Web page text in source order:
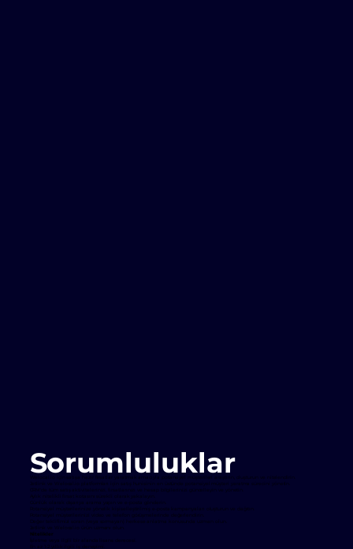
Sorumluluklar
Welocal.io için satışa hazır fırsatlar yaratmak amacıyla potansiyel müşterileri araştırın, oluşturun ve nitelendirin.
Jetlink ve Welocal.io platformları için satış hunisinin en üstünde potansiyel müşteri yaratma sürecini yönetin.
CRM'de tüm satış aktivitelerinizi, fırsatlarınızı ve hesap bilgilerinizi güncelleyin ve yönetin.
Aylık nitelikli fırsat kotasını sürekli olarak yakalayın.
Günlük olarak dışarıya arama yapın ve e-posta gönderin.
Potansiyel müşterilerinize yönelik kişiselleştirilmiş e-posta kampanyaları oluşturun ve dağıtın.
Potansiyel müşterilerinizi video ve telefon görüşmelerinde değerlendirin.
Değer teklifimizi soran (veya sormayan) herkese anlatma konusunda uzman olun.
Jetlink ve Welocal.io ürün uzmanı olun.
Nitelikler